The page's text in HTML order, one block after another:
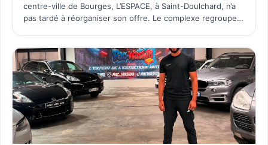
centre-ville de Bourges, L’ESPACE, à Saint-Doulchard, n’a
pas tardé à réorganiser son offre. Le complexe regroupe